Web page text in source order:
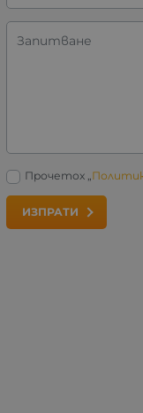
Запитване
Прочетох „
ИЗПРАТИ